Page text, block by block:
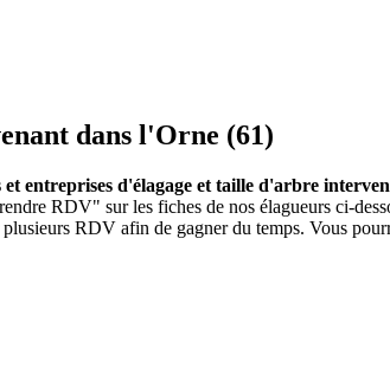
dans l'Orne (61)
et entreprises d'élagage et taille d'arbre
RDV" sur les fiches de nos élagueurs ci-
RDV afin de gagner du temps. Vous